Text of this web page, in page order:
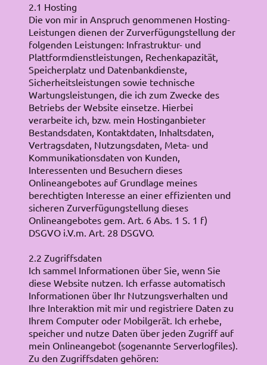
2.1 Hosting
Die von mir in Anspruch genommenen Hosting-
Leistungen dienen der Zurverfügungstellung der
folgenden Leistungen: Infrastruktur- und
Plattformdienstleistungen, Rechenkapazität,
Speicherplatz und Datenbankdienste,
Sicherheitsleistungen sowie technische
Wartungsleistungen, die ich zum Zwecke des
Betriebs der Website einsetze. Hierbei
verarbeite ich, bzw. mein Hostinganbieter
Bestandsdaten, Kontaktdaten, Inhaltsdaten,
Vertragsdaten, Nutzungsdaten, Meta- und
Kommunikationsdaten von Kunden,
Interessenten und Besuchern dieses
Onlineangebotes auf Grundlage meines
berechtigten Interesse an einer effizienten und
sicheren Zurverfügungstellung dieses
Onlineangebotes gem. Art. 6 Abs. 1 S. 1 f)
DSGVO i.V.m. Art. 28 DSGVO.
2.2 Zugriffsdaten
Ich sammel Informationen über Sie, wenn Sie
diese Website nutzen. Ich erfasse automatisch
Informationen über Ihr Nutzungsverhalten und
Ihre Interaktion mit mir und registriere Daten zu
Ihrem Computer oder Mobilgerät. Ich erhebe,
speicher und nutze Daten über jeden Zugriff auf
mein Onlineangebot (sogenannte Serverlogfiles).
Zu den Zugriffsdaten gehören: